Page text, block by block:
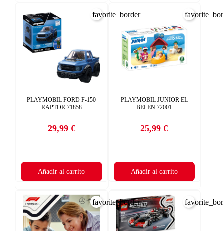
PLAYMOBIL FORD F-150
RAPTOR 71858
Precio
29,99 €
Añadir al carrito
favorite_border
PLAYMOBIL JUNIOR EL
BELEN 72001
Precio
25,99 €
Añadir al carrito
favorite_border